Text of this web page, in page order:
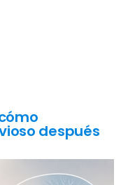
después